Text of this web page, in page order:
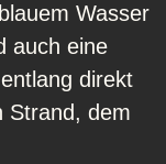
Wasser
auch eine
direkt
Strand, dem